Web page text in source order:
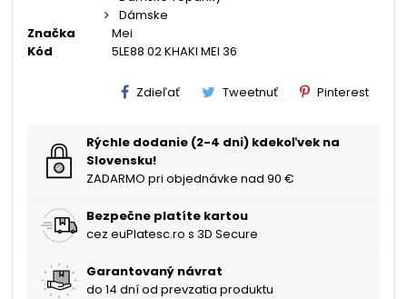
Dámske
Značka
Mei
Kód
5LE88 02 KHAKI MEI 36
Zdieľať Tweetnuť Pinterest
Rýchle dodanie (2-4 dni) kdekoľvek na
Slovensku!
ZADARMO pri objednávke nad 90 €
Bezpečne platíte kartou
cez euPlatesc.ro s 3D Secure
Garantovaný návrat
do 14 dní od prevzatia produktu